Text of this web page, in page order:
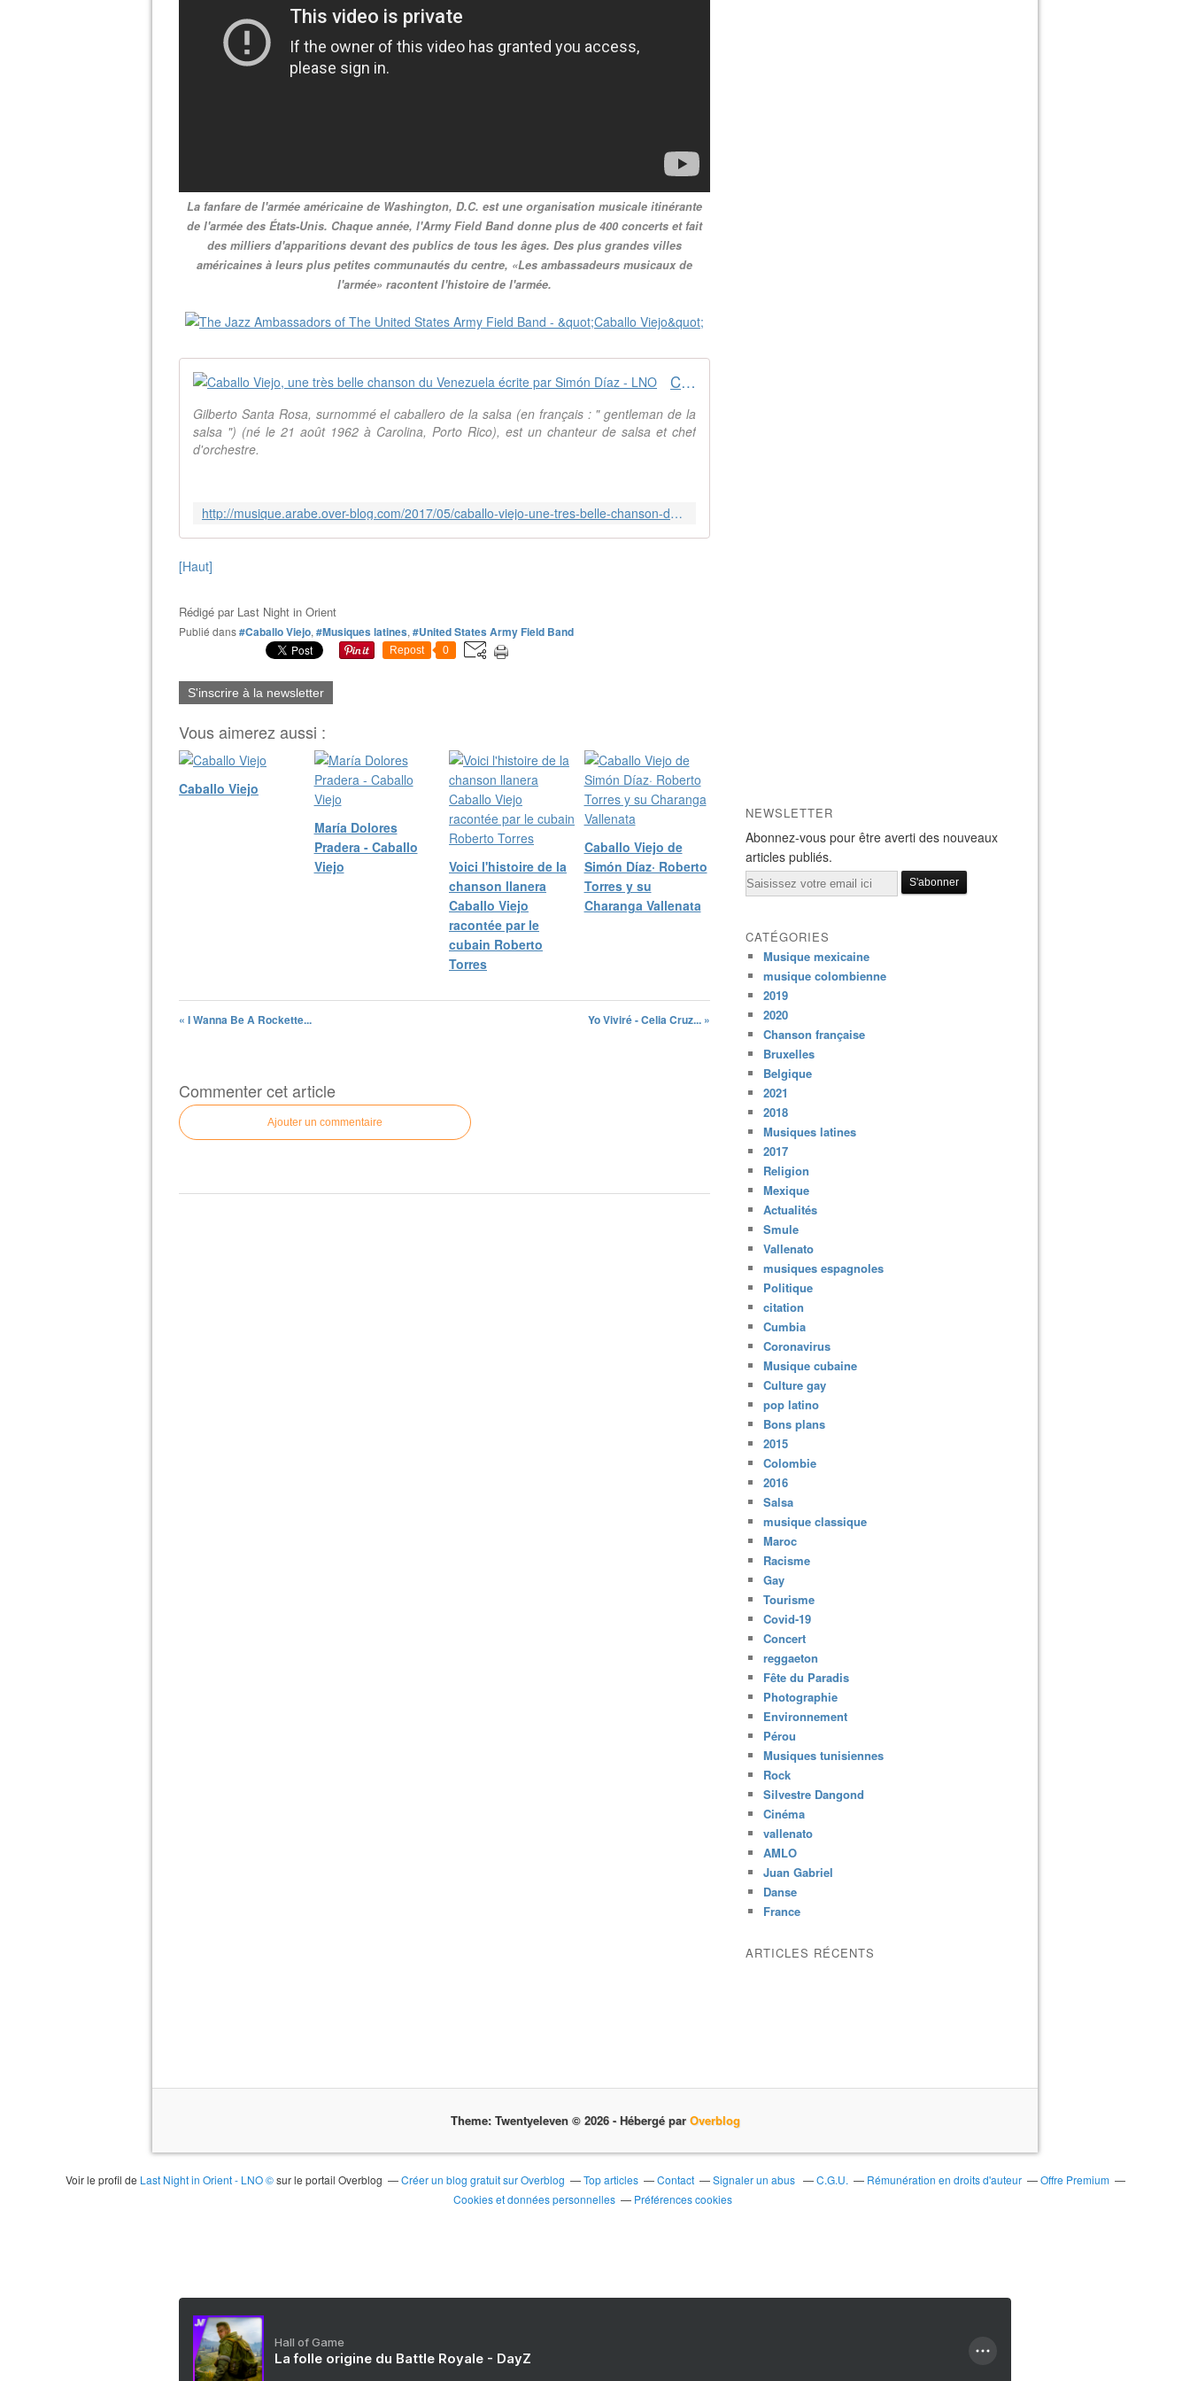
La fanfare de l'armée américaine de Washington, D.C. est une organisation musicale itinérante
de l'armée des États-Unis. Chaque année, l'Army Field Band donne plus de 400 concerts et fait
des milliers d'apparitions devant des publics de tous les âges. Des plus grandes villes
américaines à leurs plus petites communautés du centre, «Les ambassadeurs musicaux de
l'armée» racontent l'histoire de l'armée.
Caballo Viejo, une très belle chanson du Venezuela écrite par Simón Díaz - LNO
Gilberto Santa Rosa, surnommé el caballero de la salsa (en français : " gentleman de la
salsa ") (né le 21 août 1962 à Carolina, Porto Rico), est un chanteur de salsa et chef
d'orchestre.
http://musique.arabe.over-blog.com/2017/05/caballo-viejo-une-tres-belle-chanson-du-venezuela.html
[Haut]
Rédigé par Last Night in Orient
Publié dans#Caballo Viejo, #Musiques latines, #United States Army Field Band
Repost 0
S'inscrire à la newsletter
Vous aimerez aussi :
Caballo Viejo
María Dolores
Pradera - Caballo
Viejo
Voici l'histoire de la
chanson llanera
Caballo Viejo
racontée par le
cubain Roberto
Torres
Caballo Viejo de
Simón Díaz· Roberto
Torres y su
Charanga Vallenata
« I Wanna Be A Rockette... Yo Viviré - Celia Cruz... »
Commenter cet article
Ajouter un commentaire
NEWSLETTER
Abonnez-vous pour être averti des nouveaux
articles publiés.
Email
CATÉGORIES
Musique mexicaine
musique colombienne
2019
2020
Chanson française
Bruxelles
Belgique
2021
2018
Musiques latines
2017
Religion
Mexique
Actualités
Smule
Vallenato
musiques espagnoles
Politique
citation
Cumbia
Coronavirus
Musique cubaine
Culture gay
pop latino
Bons plans
2015
Colombie
2016
Salsa
musique classique
Maroc
Racisme
Gay
Tourisme
Covid-19
Concert
reggaeton
Fête du Paradis
Photographie
Environnement
Pérou
Musiques tunisiennes
Rock
Silvestre Dangond
Cinéma
vallenato
AMLO
Juan Gabriel
Danse
France
ARTICLES RÉCENTS
Theme: Twentyeleven © 2026 - Hébergé par Overblog
Voir le profil de Last Night in Orient - LNO ©sur le portail Overblog Créer un blog gratuit sur Overblog Top articles Contact Signaler un abus C.G.U. Rémunération en droits d'auteur
Offre Premium
Cookies et données personnelles
Préférences cookies
Hall of Game
La folle origine du Battle Royale - DayZ